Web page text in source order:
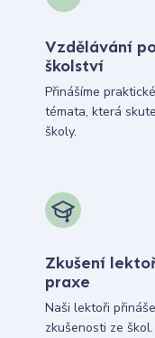
Vzdělávání
školství
Přinášíme
témata, která
školy.
Zkušení
praxe
Naši lektoři
zkušenosti ze